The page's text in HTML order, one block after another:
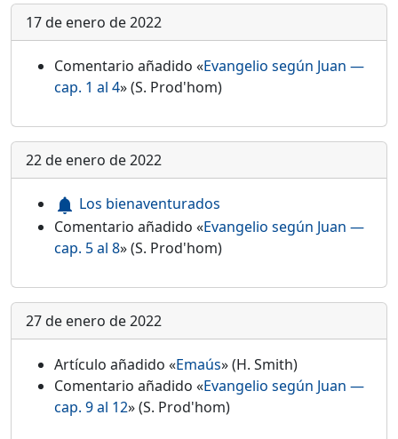
17 de enero de 2022
Comentario añadido «Evangelio según Juan —
cap. 1 al 4» (S. Prod'hom)
22 de enero de 2022
notifications Los bienaventurados
Comentario añadido «Evangelio según Juan —
cap. 5 al 8» (S. Prod'hom)
27 de enero de 2022
Artículo añadido «Emaús» (H. Smith)
Comentario añadido «Evangelio según Juan —
cap. 9 al 12» (S. Prod'hom)